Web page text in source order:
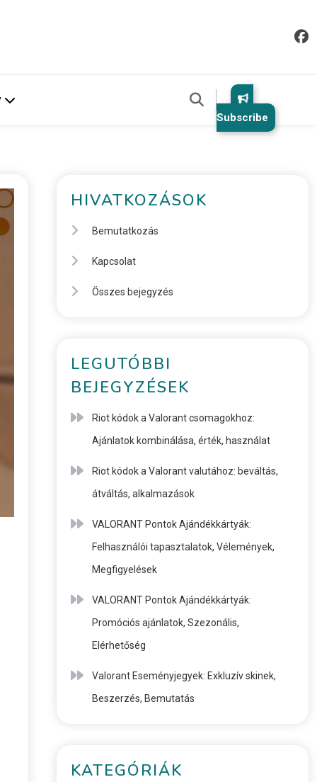
Subscribe
HIVATKOZÁSOK
Bemutatkozás
Kapcsolat
Összes bejegyzés
LEGUTÓBBI
BEJEGYZÉSEK
Riot kódok a Valorant csomagokhoz:
Ajánlatok kombinálása, érték, használat
Riot kódok a Valorant valutához: beváltás,
átváltás, alkalmazások
VALORANT Pontok Ajándékkártyák:
Felhasználói tapasztalatok, Vélemények,
Megfigyelések
VALORANT Pontok Ajándékkártyák:
Promóciós ajánlatok, Szezonális,
Elérhetőség
Valorant Eseményjegyek: Exkluzív skinek,
Beszerzés, Bemutatás
KATEGÓRIÁK